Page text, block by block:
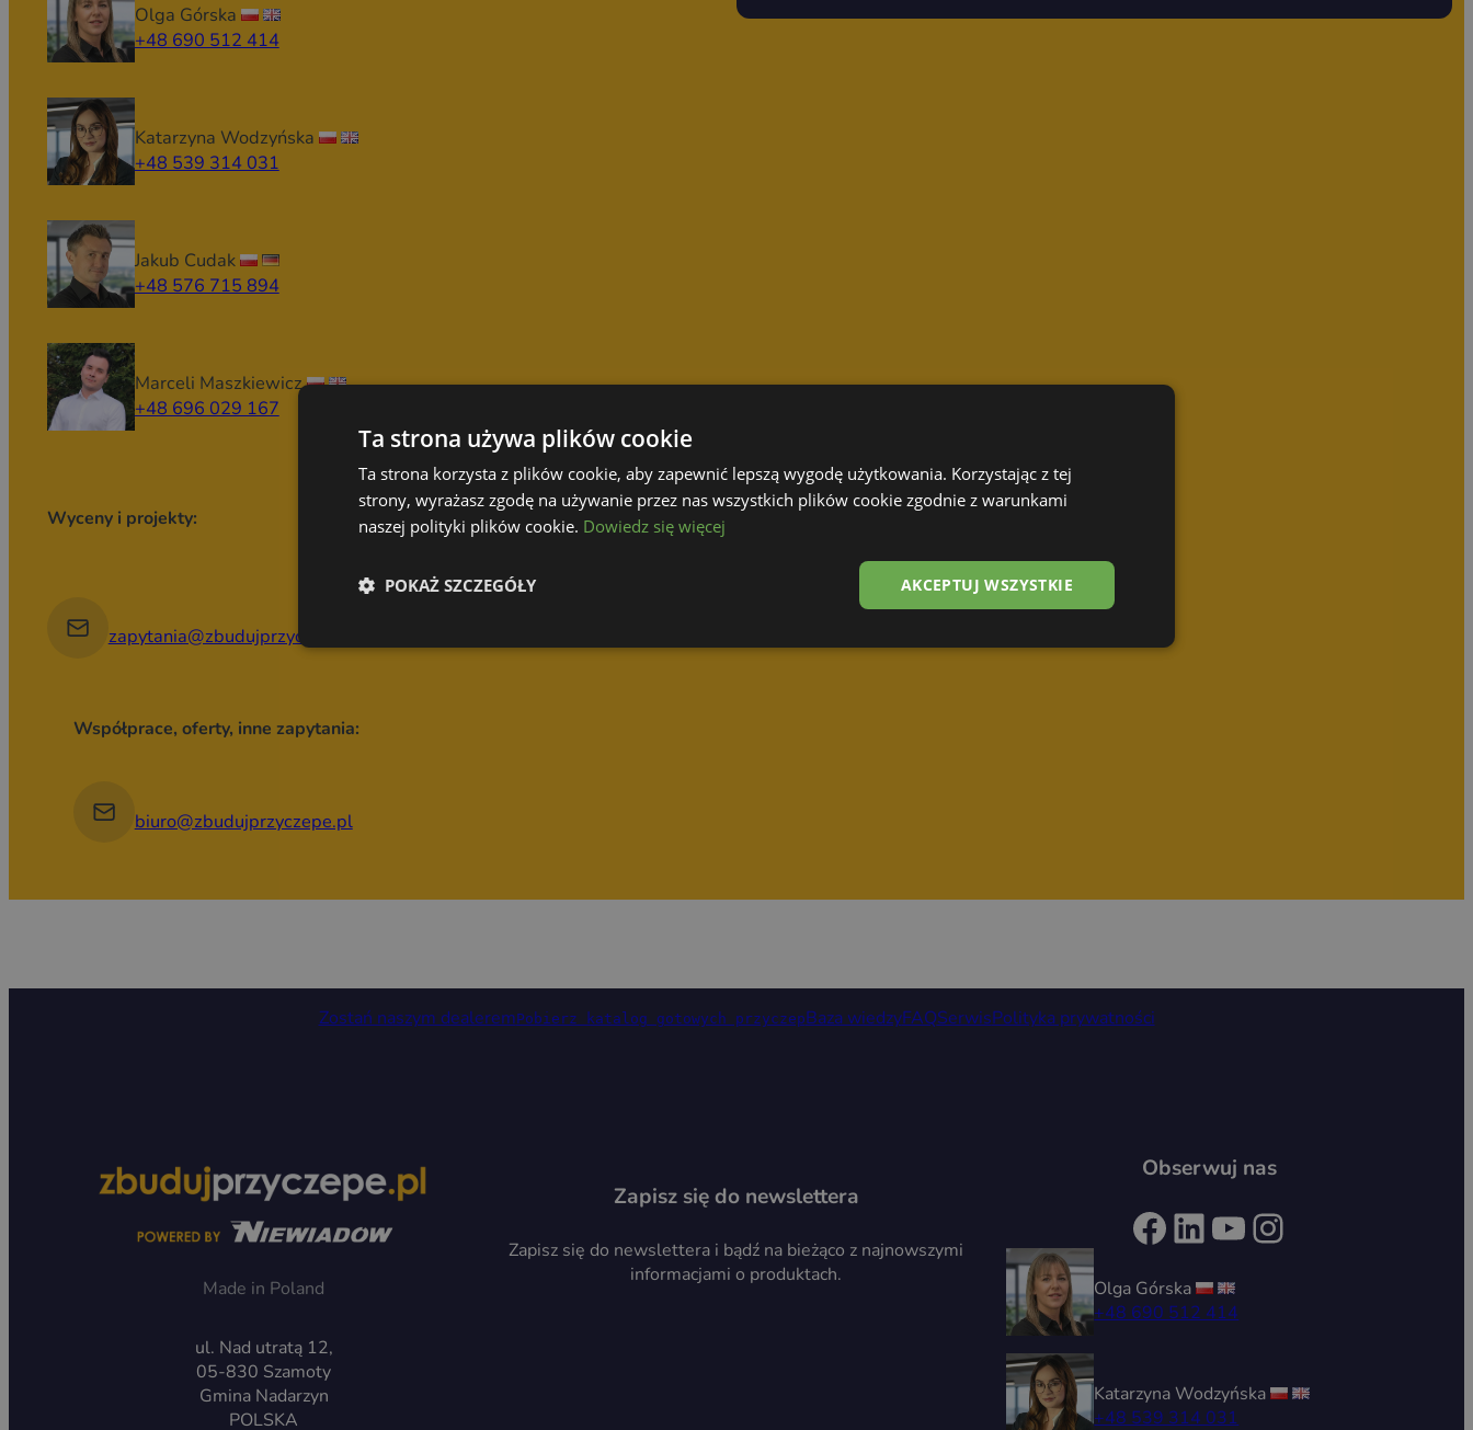
Olga Górska
+48 690 512 414
Katarzyna Wodzyńska
+48 539 314 031
Jakub Cudak
+48 576 715 894
Marceli Maszkiewicz
+48 696 029 167
Wyceny i projekty:
zapytania@zbudujprzyczepe.pl
Współprace, oferty, inne zapytania:
biuro@zbudujprzyczepe.pl
Zostań naszym dealeremPobierz katalog gotowych przyczepBaza wiedzyFAQSerwisPolityka prywatności
Made in Poland
ul. Nad utratą 12,
05-830 Szamoty
Gmina Nadarzyn
POLSKA
Zapisz się do newslettera
Zapisz się do newslettera i bądź na bieżąco z najnowszymi
informacjami o produktach.
Obserwuj nas
Facebook LinkedIn YouTube Instagram
Olga Górska
+48 690 512 414
Katarzyna Wodzyńska
+48 539 314 031
Ta strona używa plików cookie
Ta strona korzysta z plików cookie, aby zapewnić lepszą wygodę użytkowania. Korzystając z tej
strony, wyrażasz zgodę na używanie przez nas wszystkich plików cookie zgodnie z warunkami
naszej polityki plików cookie. Dowiedz się więcej
AKCEPTUJ WSZYSTKIE
POKAŻ SZCZEGÓŁY